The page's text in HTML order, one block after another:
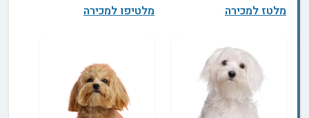
מלטז למכירה מלטיפו למכירה